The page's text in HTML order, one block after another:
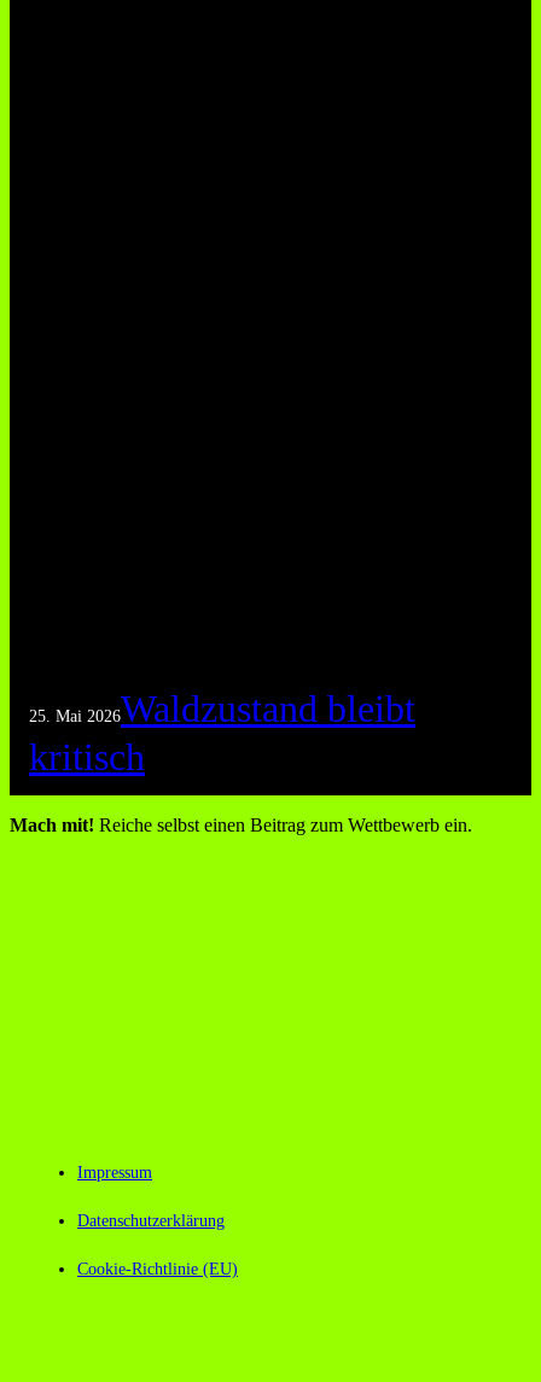
25. Mai 2026Waldzustand bleibt
kritisch
Mach mit! Reiche selbst einen Beitrag zum Wettbewerb ein.
Impressum
Datenschutzerklärung
Cookie-Richtlinie (EU)